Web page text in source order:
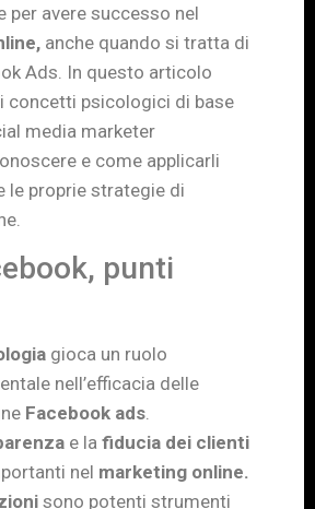
per avere successo nel
anche quando si tratta di
Ads. In questo articolo
concetti psicologici di base
media marketer
e come applicarli
le proprie strategie di
punti
gioca un ruolo
nell’efficacia delle
Facebook ads.
e la fiducia dei clienti
nel marketing online.
sono potenti strumenti